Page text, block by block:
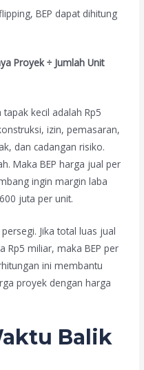
BEP dapat dihitung
Proyek ÷ Jumlah Unit
kecil adalah Rp5
izin, pemasaran,
dan cadangan risiko.
Maka BEP harga jual per
ingin margin laba
juta per unit.
Jika total luas jual
Rp5 miliar, maka BEP per
ini membantu
proyek dengan harga
Balik